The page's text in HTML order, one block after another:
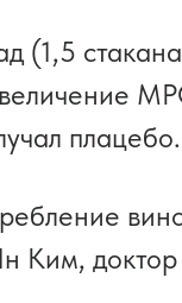
(1,5
плацебо.
Ким,